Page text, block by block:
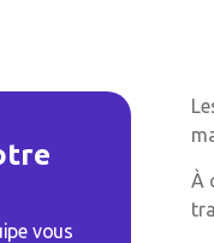
vous
À